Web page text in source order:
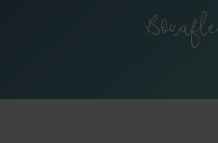
Bouafle